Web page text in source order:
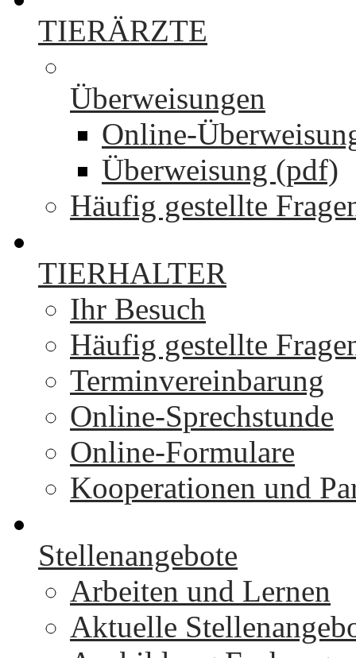
TIERÄRZTE
Überweisungen
Online-
Überweisung (pdf)
Häufig gestellte
TIERHALTER
Ihr Besuch
Häufig gestellte
Terminvereinbarung
Online-Sprechstunde
Online-Formulare
Kooperationen und
Stellenangebote
Arbeiten und Lernen
Aktuelle